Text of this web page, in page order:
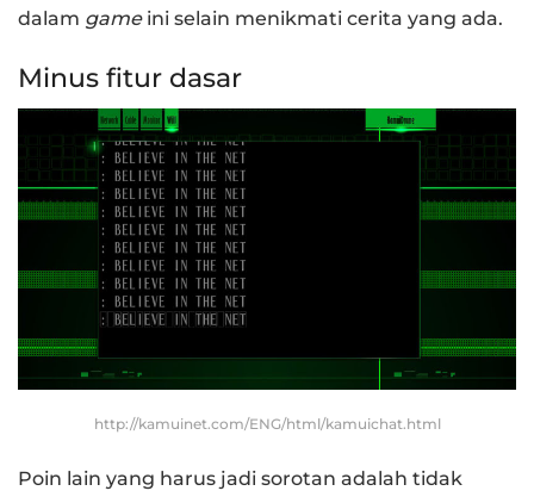
dalam gameini selain menikmati cerita yang ada.
Minus fitur dasar
http://kamuinet.com/ENG/html/kamuichat.html
Poin lain yang harus jadi sorotan adalah tidak